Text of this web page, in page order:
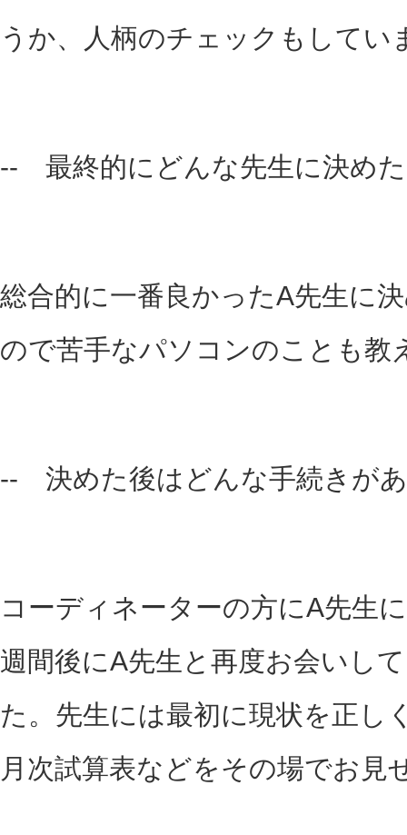
うか、人柄のチェックもしてい
-- 最終的にどんな先生に決め
総合的に一番良かったA先生に
ので苦手なパソコンのことも教
-- 決めた後はどんな手続きが
コーディネーターの方にA先生
週間後にA先生と再度お会いし
た。先生には最初に現状を正し
月次試算表などをその場でお見